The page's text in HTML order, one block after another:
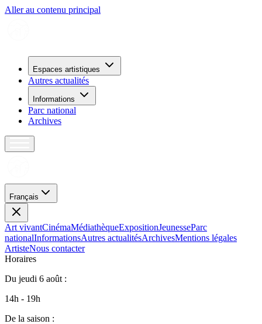
Aller au contenu principal
Espaces artistiques
Autres actualités
Informations
Parc national
Archives
Français
Art vivantCinémaMédiathèqueExpositionJeunesseParc
nationalInformationsAutres actualitésArchivesMentions légales
ArtisteNous contacter
Horaires
Du jeudi 6 août :
14h - 19h
De la saison :